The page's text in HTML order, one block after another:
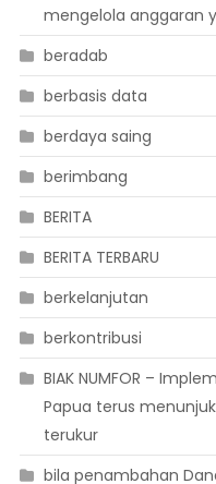
mengelola anggaran
beradab
berbasis data
berdaya saing
berimbang
BERITA
BERITA TERBARU
berkelanjutan
berkontribusi
BIAK NUMFOR –
Papua terus
terukur
bila penambahan